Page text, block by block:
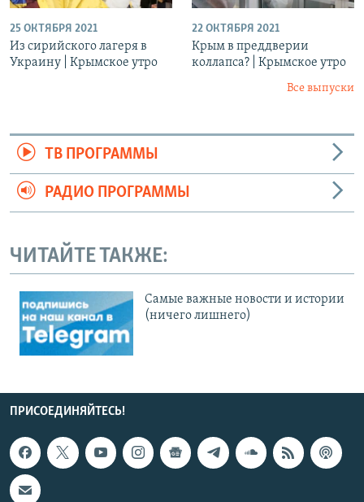
25 ОКТЯБРЯ 2021
Из сирийского лагеря в
Украину | Крымское утро
22 ОКТЯБРЯ 2021
Крым в преддверии
коллапса? | Крымское утро
Все выпуски
ТВ ПРОГРАММЫ
РАДИО ПРОГРАММЫ
ЧИТАЙТЕ ТАКЖЕ:
Cамые важные новости и истории
(ничего лишнего)
ПРИСОЕДИНЯЙТЕСЬ!